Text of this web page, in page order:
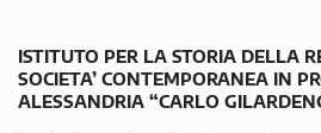
ISTITUTO PER LA STORIA DELLA
SOCIETA’ CONTEMPORANEA IN
ALESSANDRIA “CARLO